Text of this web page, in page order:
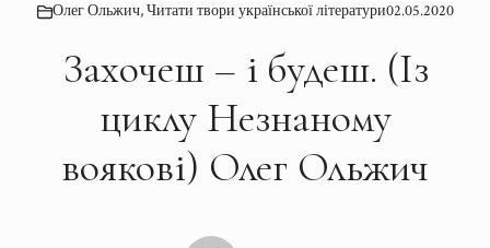
Олег Ольжич,Читати твори української літератури02.05.2020
Захочеш – і будеш. (Із
циклу Незнаному
воякові) Олег Ольжич